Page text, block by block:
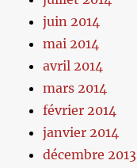
juin 2014
mai 2014
avril 2014
mars 2014
février 2014
janvier 2014
décembre 2013